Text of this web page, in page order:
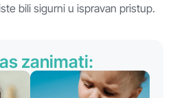
bili sigurni u ispravan pristup.
zanimati: